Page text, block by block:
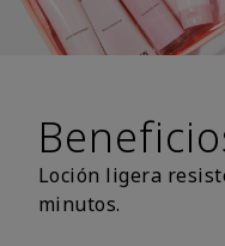
Loción ligera
minutos.